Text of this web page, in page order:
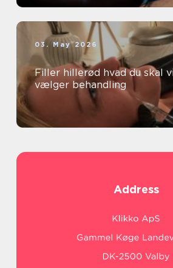
03. May 2026
Filler hillerød hvad du skal vide, før du
vælger behandling
Address